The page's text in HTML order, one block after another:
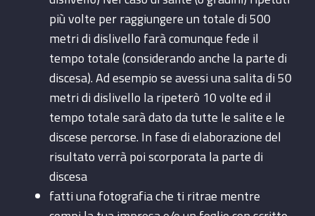
più volte per raggiungere un totale di 500
metri di dislivello farà comunque fede il
tempo totale (considerando anche la parte di
discesa). Ad esempio se avessi una salita di 50
metri di dislivello la ripeterò 10 volte ed il
tempo totale sarà dato da tutte le salite e le
discese percorse. In fase di elaborazione del
risultato verrà poi scorporata la parte di
discesa
fatti una fotografia che ti ritrae mentre